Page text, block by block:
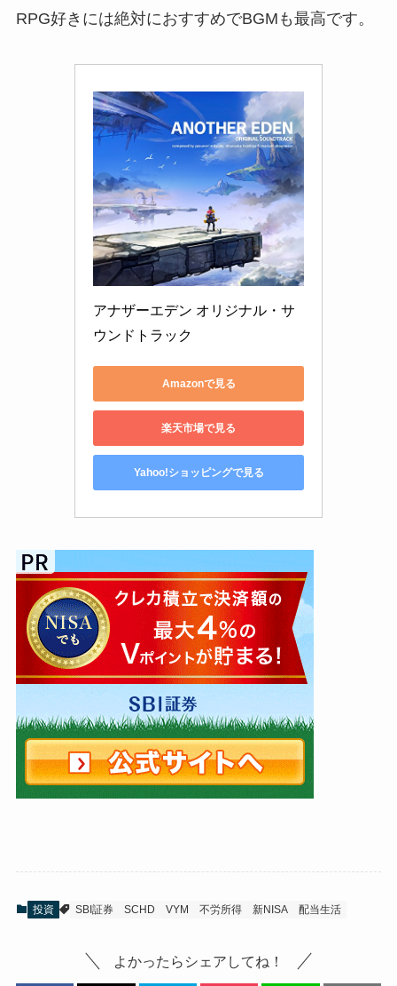
RPG好きには絶対におすすめでBGMも最高です。
アナザーエデン オリジナル・サ
ウンドトラック
Amazonで見る
楽天市場で見る
Yahoo!ショッピングで見る
投資 SBI証券 SCHD VYM 不労所得 新NISA 配当生活
よかったらシェアしてね！